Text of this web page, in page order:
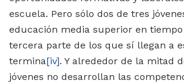
escuela. Pero sólo dos de tres
educación media superior en
tercera parte de los que sí llegan a
termina[iv]. Y alrededor de la mitad
jóvenes no desarrollan las